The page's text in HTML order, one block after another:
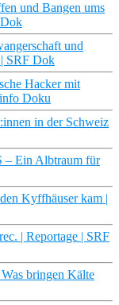
und Bangen ums
und
SRF Dok
Hacker mit
Doku
in der Schweiz
– Ein Albtraum für
Kyffhäuser kam |
| Reportage | SRF
bringen Kälte